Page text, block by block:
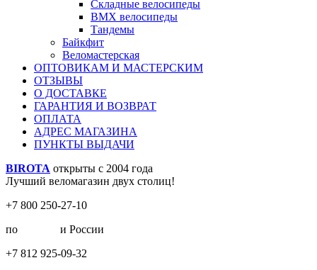
Складные велосипеды
BMX велосипеды
Тандемы
Байкфит
Веломастерская
ОПТОВИКАМ И МАСТЕРСКИМ
ОТЗЫВЫ
О ДОСТАВКЕ
ГАРАНТИЯ И ВОЗВРАТ
ОПЛАТА
АДРЕС МАГАЗИНА
ПУНКТЫ ВЫДАЧИ
BIROTA открыты с 2004 года
Лучший веломагазин двух столиц!
+7 800 250-27-10
по
и России
+7 812 925-09-32